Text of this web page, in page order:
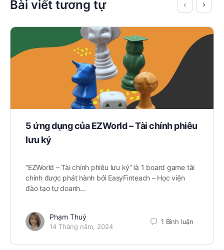
Bài viết tương tự
5 ứng dụng của EZWorld – Tài chính phiêu
lưu ký
“EZWorld – Tài chính phiêu lưu ký” là 1 board game tài
chính được phát hành bởi EasyFinteach – Học viện
đào tạo tự doanh…
Phạm Thuý
14 Tháng năm, 2024
1 Bình luận